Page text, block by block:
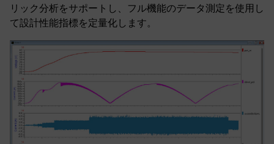
リック分析をサポートし、フル機能のデータ測定を使用し
て設計性能指標を定量化します。